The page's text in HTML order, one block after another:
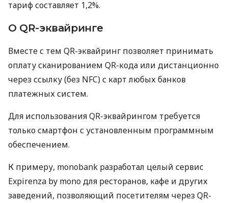
тариф составляет 1,2%.
О QR-эквайринге
Вместе с тем QR-эквайринг позволяет принимать
оплату сканированием QR-кода или дистанционно
через ссылку (без NFC) с карт любых банков
платежных систем.
Для использования QR-эквайрингом требуется
только смартфон с установленным программным
обеспечением.
К примеру, monobank разработал целый сервис
Expirenza by mono для ресторанов, кафе и других
заведений, позволяющий посетителям через QR-